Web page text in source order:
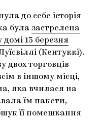
до себе історія
була застрелена
13 березня
(Кентуккі).
двох торговців
в іншому місці,
яка вчилася на
їм пакети,
її помешкання